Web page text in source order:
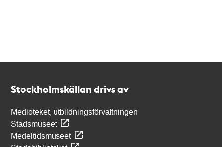
Stockholmskällan drivs av
Medioteket, utbildningsförvaltningen
Stadsmuseet
Medeltidsmuseet